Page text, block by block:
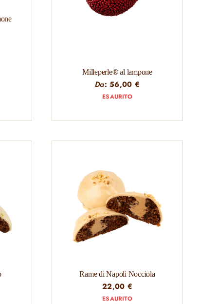
Milleperle® al lampone
Da:56,00 €
ESAURITO
Rame di Napoli Nocciola
22,00 €
ESAURITO